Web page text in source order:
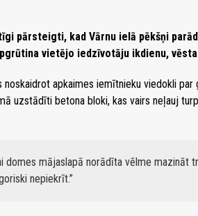
pārsteigti, kad Vārnu ielā pēkšņi
vietējo iedzīvotāju ikdienu,
apkaimes iemītnieku viedokli par
uzstādīti betona bloki, kas vairs neļauj
domes mājaslapā norādīta vēlme mazināt
nepiekrīt.